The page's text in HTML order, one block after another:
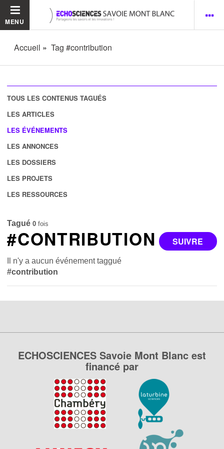
MENU
Accueil Tag #contribution
TOUS LES CONTENUS TAGUÉS
LES ARTICLES
LES ÉVÉNEMENTS
LES ANNONCES
LES DOSSIERS
LES PROJETS
LES RESSOURCES
Tagué 0 fois
SUIVRE
#CONTRIBUTION
Il n'y a aucun événement taggué
#contribution
ECHOSCIENCES Savoie Mont Blanc est
financé par